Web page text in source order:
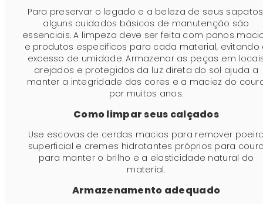
Para preservar o legado e a beleza de seus
alguns cuidados básicos de manutenção são
essenciais. A limpeza deve ser feita com panos
e produtos específicos para cada material, evitando
excesso de umidade. Armazenar as peças em
arejados e protegidos da luz direta do sol ajuda a
manter a integridade das cores e a maciez do
por muitos anos.
Como limpar seus calçados
Use escovas de cerdas macias para remover
superficial e cremes hidratantes próprios para
para manter o brilho e a elasticidade natural do
material.
Armazenamento adequado